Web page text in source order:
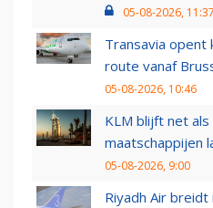
05-08-2026, 11:37
Transavia opent
route vanaf
05-08-2026, 10:46
KLM blijft net
maatschappijen
05-08-2026, 9:00
Riyadh Air